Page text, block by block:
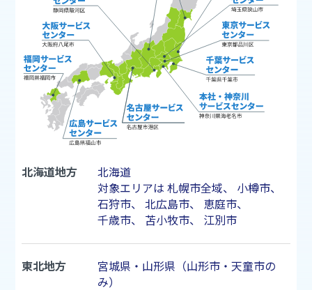
北海道地方
北海道
対象エリアは 札幌市全域、 小樽市、
石狩市、 北広島市、 恵庭市、
千歳市、 苫小牧市、 江別市
東北地方
宮城県・山形県（山形市・天童市の
み）